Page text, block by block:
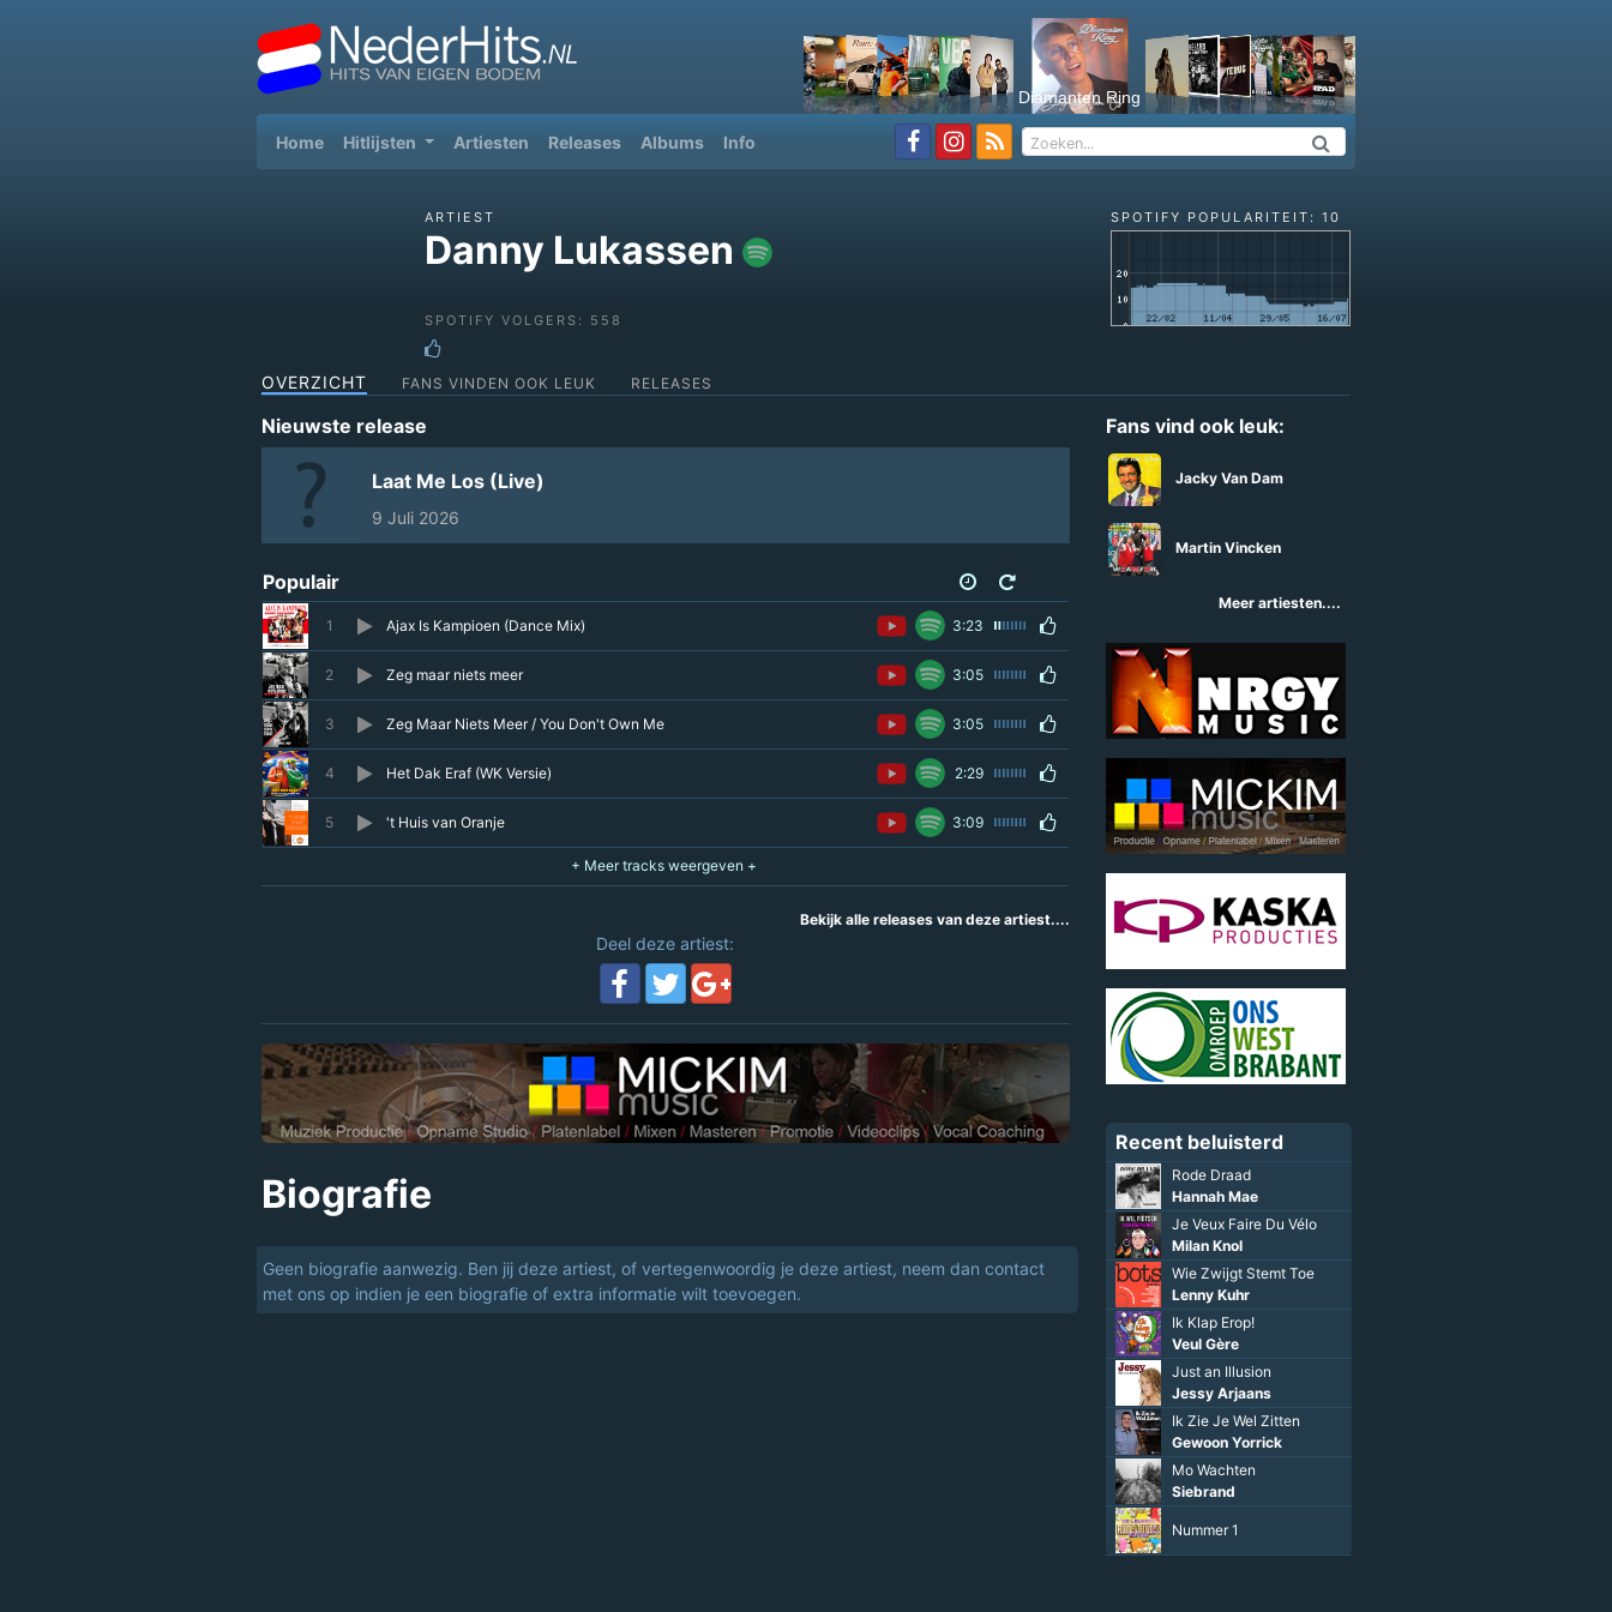
Diamanten Ring
Home(current)
Hitlijsten Artiesten Releases Albums Info
ARTIEST
Danny Lukassen
SPOTIFY VOLGERS: 558
SPOTIFY POPULARITEIT: 10
OVERZICHT FANS VINDEN OOK LEUK RELEASES
Nieuwste release
Laat Me Los (Live)
9 Juli 2026
Populair
1 Ajax Is Kampioen (Dance Mix) 3:23
2 Zeg maar niets meer 3:05
3 Zeg Maar Niets Meer / You Don't Own Me 3:05
4 Het Dak Eraf (WK Versie) 2:29
5 't Huis van Oranje 3:09
Bekijk alle releases van deze artiest....
Deel deze artiest:
Biografie
Geen biografie aanwezig. Ben jij deze artiest, of vertegenwoordig je deze artiest, neem dan contact
met ons op indien je een biografie of extra informatie wilt toevoegen.
Fans vind ook leuk:
Jacky Van Dam
Martin Vincken
Meer artiesten....
Recent beluisterd
Rode Draad
Hannah Mae
Je Veux Faire Du Vélo
Milan Knol
Wie Zwijgt Stemt Toe
Lenny Kuhr
Ik Klap Erop!
Veul Gère
Just an Illusion
Jessy Arjaans
Ik Zie Je Wel Zitten
Gewoon Yorrick
Mo Wachten
Siebrand
Nummer 1